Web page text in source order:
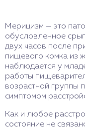
Мерицизм — это
обусловленное
двух часов после
пищевого комка из
наблюдается у
работы
возрастной группы
симптомом
Как и любое
состояние не